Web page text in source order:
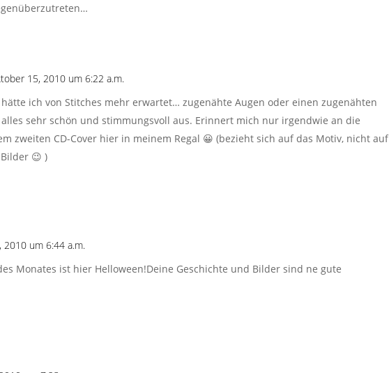
15, 2010 um 6:22 a.m.
ich von Stitches mehr erwartet… zugenähte Augen oder einen zugenähten
sehr schön und stimmungsvoll aus. Erinnert mich nur irgendwie an die
zweiten CD-Cover hier in meinem Regal 😀 (bezieht sich auf das Motiv, nicht auf
😉 )
um 6:44 a.m.
Monates ist hier Helloween!Deine Geschichte und Bilder sind ne gute